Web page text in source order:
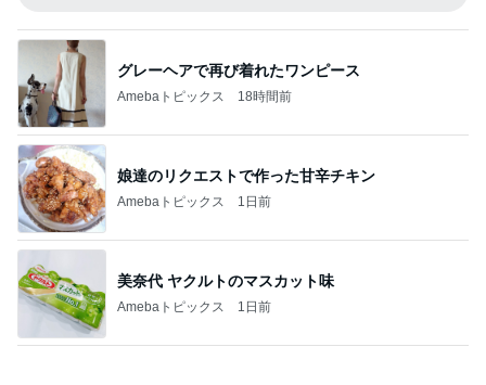
グレーヘアで再び着れたワンピース
Amebaトピックス 18時間前
娘達のリクエストで作った甘辛チキン
Amebaトピックス 1日前
美奈代 ヤクルトのマスカット味
Amebaトピックス 1日前